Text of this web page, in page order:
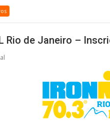
Rio de Janeiro –